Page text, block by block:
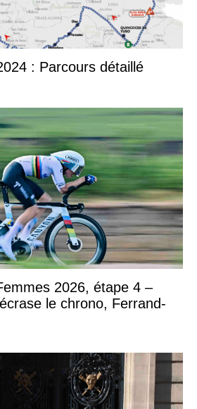
: Parcours détaillé
2026, étape 4 –
le chrono, Ferrand-